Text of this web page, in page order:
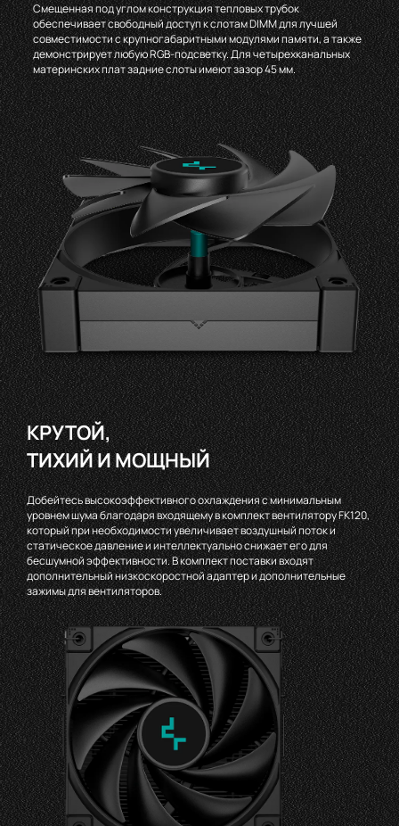
Смещенная под углом конструкция тепловых трубок
обеспечивает свободный доступ к слотам DIMM для лучшей
совместимости с крупногабаритными модулями памяти, а также
демонстрирует любую RGB-подсветку. Для четырехканальных
материнских плат задние слоты имеют зазор 45 мм.
КРУТОЙ,
ТИХИЙ И МОЩНЫЙ
Добейтесь высокоэффективного охлаждения с минимальным
уровнем шума благодаря входящему в комплект вентилятору FK120,
который при необходимости увеличивает воздушный поток и
статическое давление и интеллектуально снижает его для
бесшумной эффективности. В комплект поставки входят
дополнительный низкоскоростной адаптер и дополнительные
зажимы для вентиляторов.